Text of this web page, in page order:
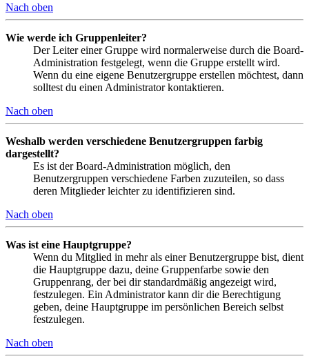
Nach oben
Wie werde ich Gruppenleiter?
Der Leiter einer Gruppe wird normalerweise durch die Board-
Administration festgelegt, wenn die Gruppe erstellt wird.
Wenn du eine eigene Benutzergruppe erstellen möchtest, dann
solltest du einen Administrator kontaktieren.
Nach oben
Weshalb werden verschiedene Benutzergruppen farbig
dargestellt?
Es ist der Board-Administration möglich, den
Benutzergruppen verschiedene Farben zuzuteilen, so dass
deren Mitglieder leichter zu identifizieren sind.
Nach oben
Was ist eine Hauptgruppe?
Wenn du Mitglied in mehr als einer Benutzergruppe bist, dient
die Hauptgruppe dazu, deine Gruppenfarbe sowie den
Gruppenrang, der bei dir standardmäßig angezeigt wird,
festzulegen. Ein Administrator kann dir die Berechtigung
geben, deine Hauptgruppe im persönlichen Bereich selbst
festzulegen.
Nach oben